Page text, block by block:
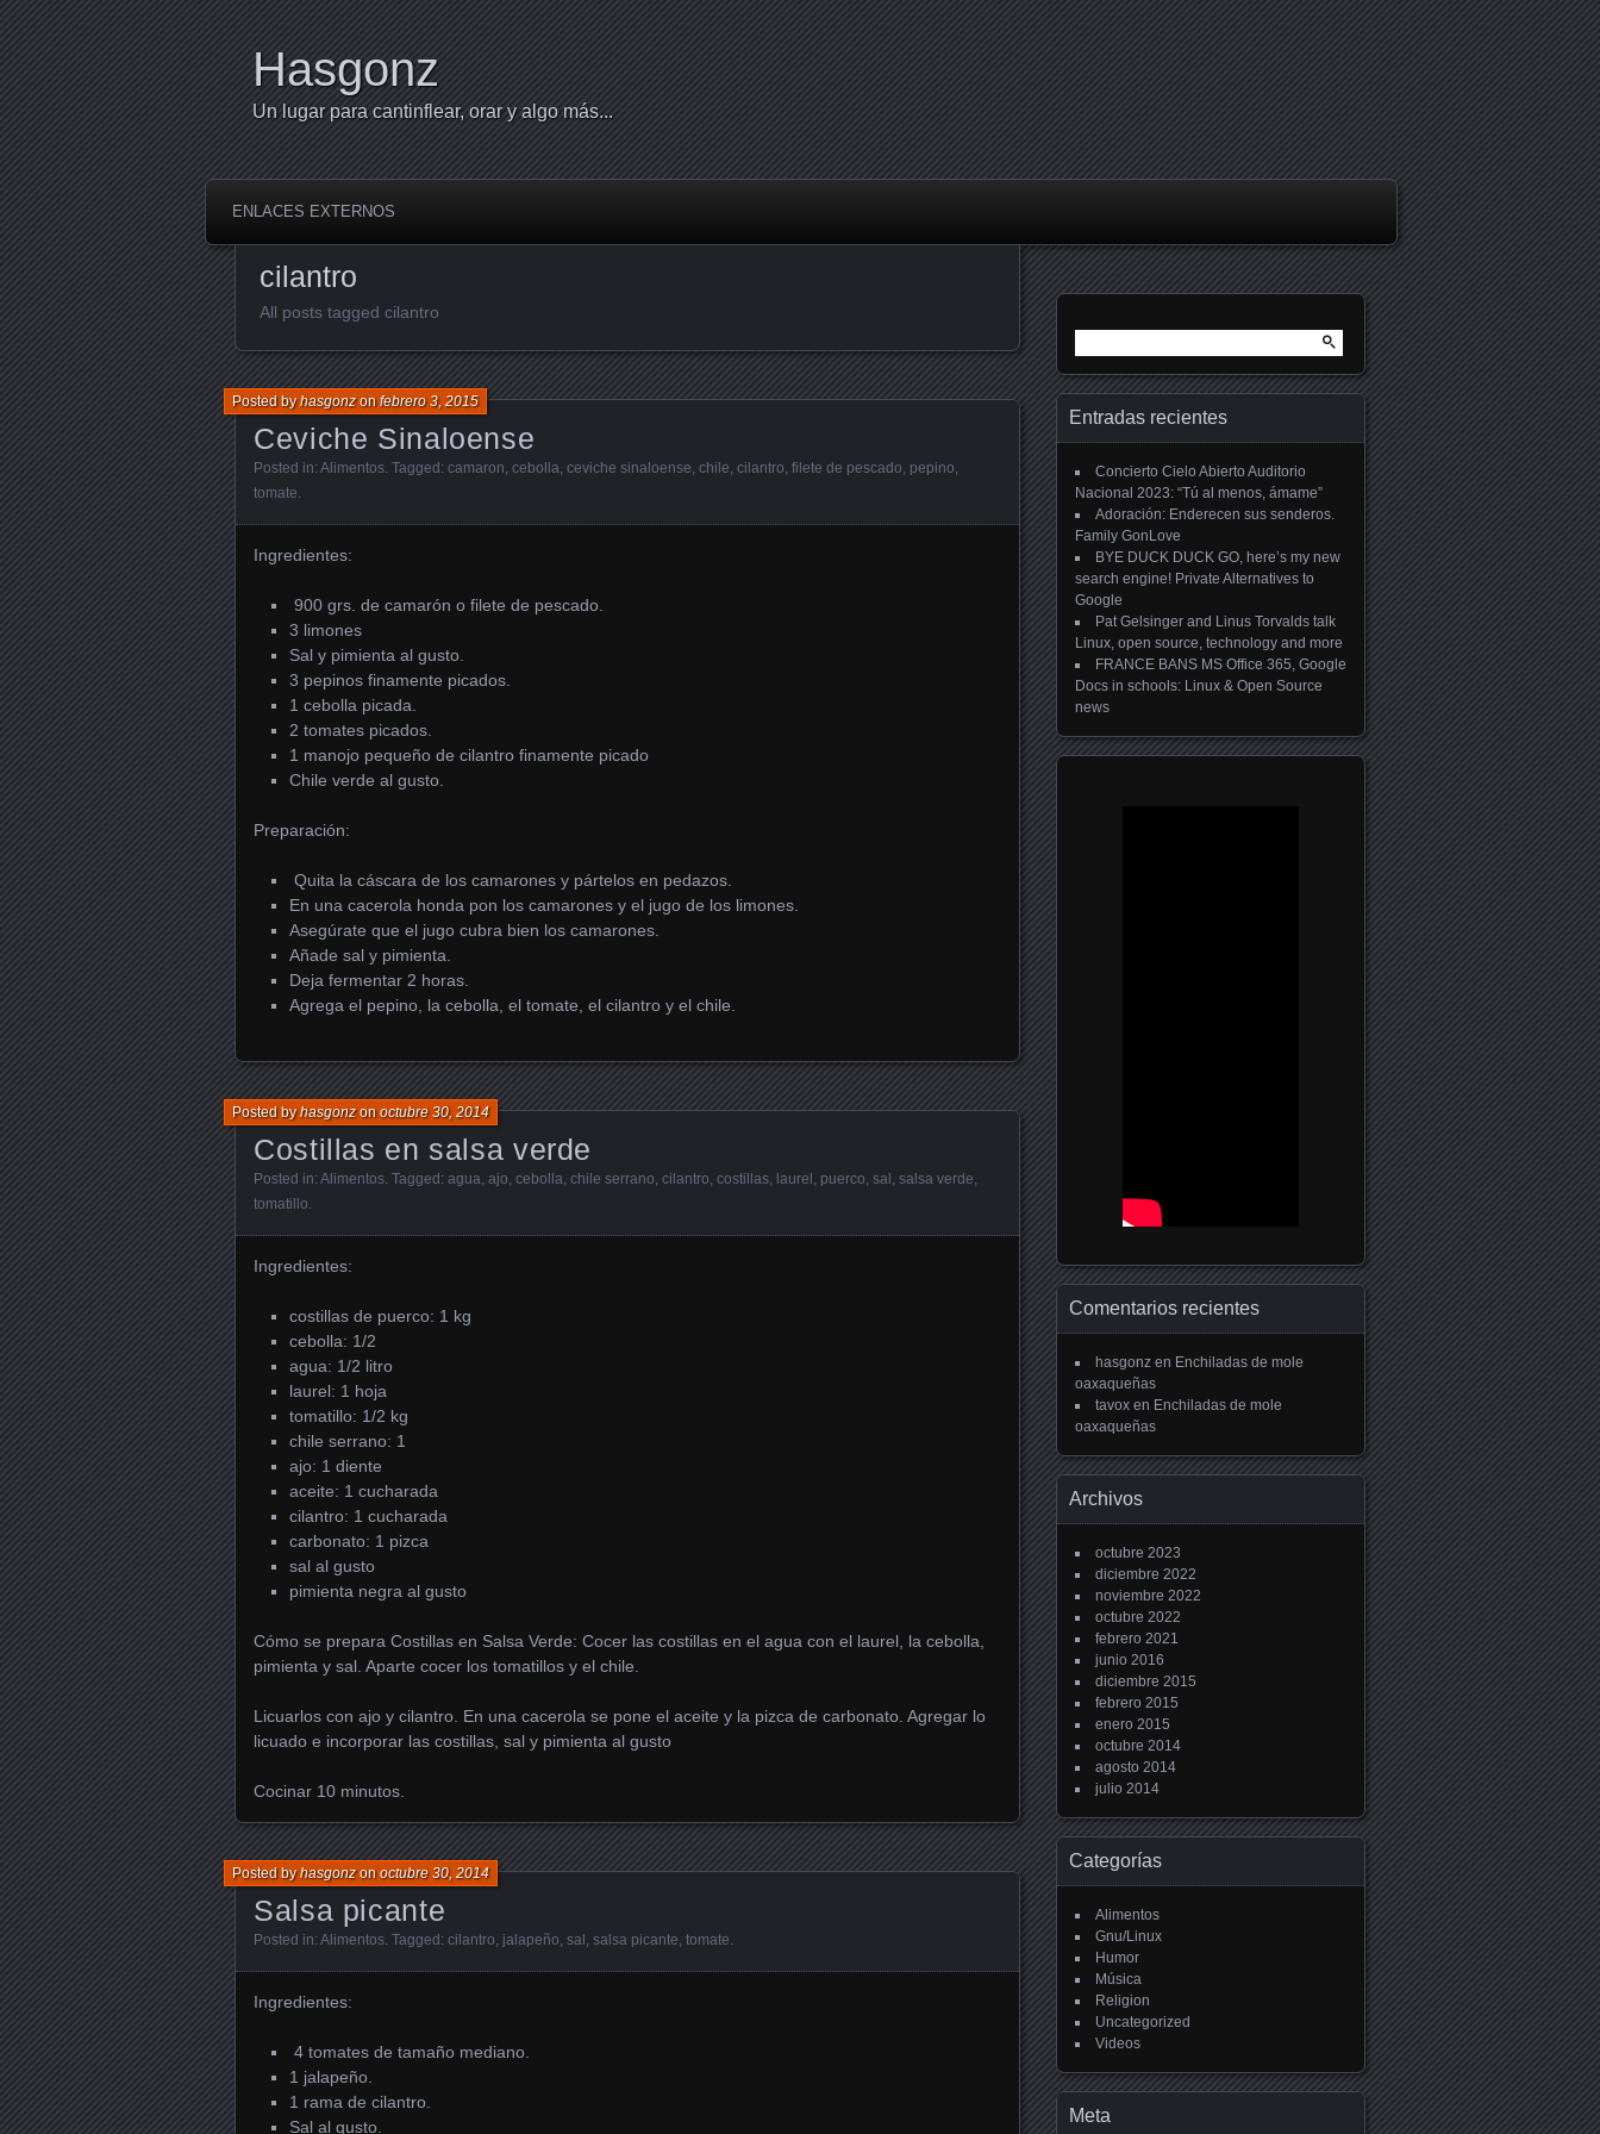
Hasgonz
Un lugar para cantinflear, orar y algo más...
ENLACES EXTERNOS
cilantro
All posts tagged cilantro
Ceviche Sinaloense
Posted byhasgonzonfebrero 3, 2015
Posted in: Alimentos . Tagged: camaron cebolla ceviche sinaloense chile cilantro filete de pescado pepino
tomate
Ingredientes:
900 grs. de camarón o filete de pescado.
3 limones
Sal y pimienta al gusto.
3 pepinos finamente picados.
1 cebolla picada.
2 tomates picados.
1 manojo pequeño de cilantro finamente picado
Chile verde al gusto.
Preparación:
Quita la cáscara de los camarones y pártelos en pedazos.
En una cacerola honda pon los camarones y el jugo de los limones.
Asegúrate que el jugo cubra bien los camarones.
Añade sal y pimienta.
Deja fermentar 2 horas.
Agrega el pepino, la cebolla, el tomate, el cilantro y el chile.
Costillas en salsa verde
Posted byhasgonzonoctubre 30, 2014
Posted in: Alimentos . Tagged: agua ajo cebolla chile serrano cilantro costillas laurel puerco sal salsa verde
tomatillo
Ingredientes:
costillas de puerco: 1 kg
cebolla: 1/2
agua: 1/2 litro
laurel: 1 hoja
tomatillo: 1/2 kg
chile serrano: 1
ajo: 1 diente
aceite: 1 cucharada
cilantro: 1 cucharada
carbonato: 1 pizca
sal al gusto
pimienta negra al gusto
Cómo se prepara Costillas en Salsa Verde: Cocer las costillas en el agua con el laurel, la cebolla,
pimienta y sal. Aparte cocer los tomatillos y el chile.
Licuarlos con ajo y cilantro. En una cacerola se pone el aceite y la pizca de carbonato. Agregar lo
licuado e incorporar las costillas, sal y pimienta al gusto
Cocinar 10 minutos.
Salsa picante
Posted byhasgonzonoctubre 30, 2014
Posted in: Alimentos . Tagged: cilantro jalapeño sal salsa picante tomate
Ingredientes:
4 tomates de tamaño mediano.
1 jalapeño.
1 rama de cilantro.
Sal al gusto.
Entradas recientes
Concierto Cielo Abierto Auditorio
Nacional 2023: “Tú al menos, ámame”
Adoración: Enderecen sus senderos.
Family GonLove
BYE DUCK DUCK GO, here’s my new
search engine! Private Alternatives to
Google
Pat Gelsinger and Linus Torvalds talk
Linux, open source, technology and more
FRANCE BANS MS Office 365, Google
Docs in schools: Linux & Open Source
news
Comentarios recientes
hasgonz en Enchiladas de mole
oaxaqueñas
tavox en Enchiladas de mole
oaxaqueñas
Archivos
octubre 2023
diciembre 2022
noviembre 2022
octubre 2022
febrero 2021
junio 2016
diciembre 2015
febrero 2015
enero 2015
octubre 2014
agosto 2014
julio 2014
Categorías
Alimentos
Gnu/Linux
Humor
Música
Religion
Uncategorized
Videos
Meta